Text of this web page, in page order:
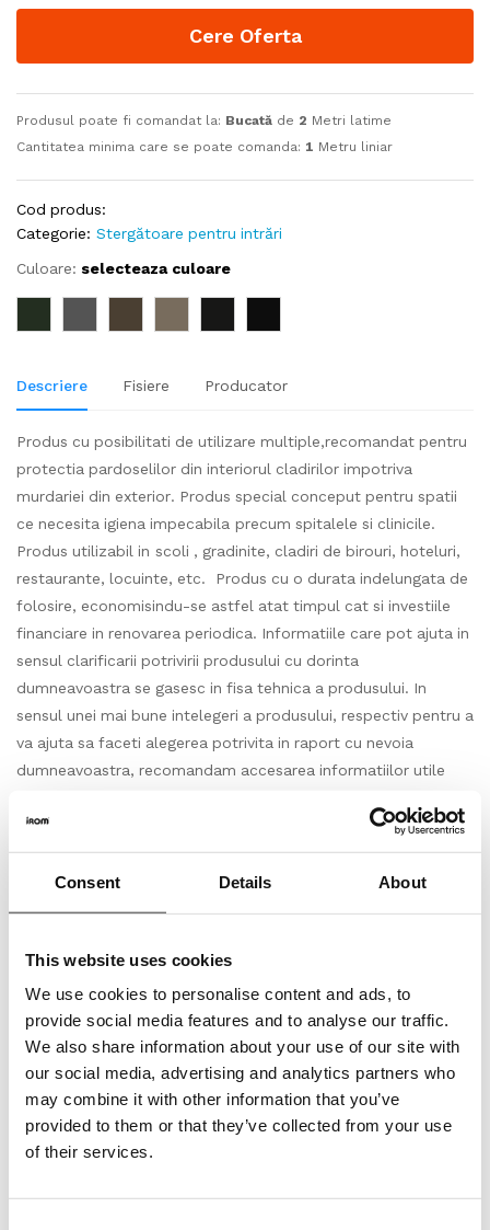
Consent Details About
This website uses cookies
We use cookies to personalise content and ads, to
provide social media features and to analyse our traffic.
We also share information about your use of our site with
our social media, advertising and analytics partners who
may combine it with other information that you’ve
provided to them or that they’ve collected from your use
of their services.
Cere Oferta
Produsul poate fi comandat la: Bucată de 2 Metri latime
Cantitatea minima care se poate comanda: 1 Metru liniar
Cod produs:
Categorie: Stergătoare pentru intrări
Culoare: selecteaza culoare
Descriere Fisiere Producator
Produs cu posibilitati de utilizare multiple,recomandat pentru
protectia pardoselilor din interiorul cladirilor impotriva
murdariei din exterior. Produs special conceput pentru spatii
ce necesita igiena impecabila precum spitalele si clinicile.
Produs utilizabil in scoli , gradinite, cladiri de birouri, hoteluri,
restaurante, locuinte, etc. Produs cu o durata indelungata de
folosire, economisindu-se astfel atat timpul cat si investiile
financiare in renovarea periodica. Informatiile care pot ajuta in
sensul clarificarii potrivirii produsului cu dorinta
dumneavoastra se gasesc in fisa tehnica a produsului. In
sensul unei mai bune intelegeri a produsului, respectiv pentru a
va ajuta sa faceti alegerea potrivita in raport cu nevoia
dumneavoastra, recomandam accesarea informatiilor utile
Astfel cantitatea totala in bucati care se va comanda,
nr. de m2(metri patrati).
Depozitare
Depozitati cu atentie produsele pe o suprafata plana in
asteptarea intalarii. Lasati-le in asteptare timp de cel putin 24
de ore pentru a se aclimatiza, daca este cazul.